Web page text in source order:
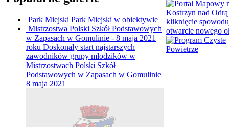
Park Miejski Park Miejski w obiektywie
Mistrzostwa Polski Szkół Podstawowych
w Zapasach w Gomulinie - 8 maja 2021
roku Doskonały start najstarszych
zawodników grupy młodzików w
Mistrzostwach Polski Szkół
Podstawowych w Zapasach w Gomulinie
8 maja 2021